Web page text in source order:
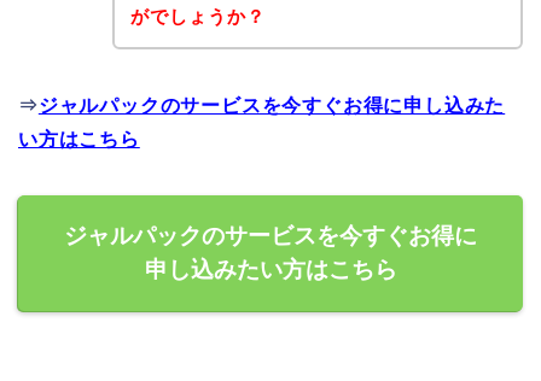
がでしょうか？
⇒ジャルパックのサービスを今すぐお得に申し込みた
い方はこちら
ジャルパックのサービスを今すぐお得に
申し込みたい方はこちら